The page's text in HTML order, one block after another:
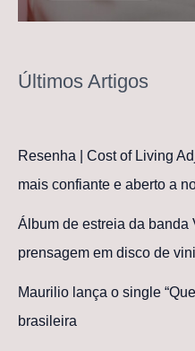
Últimos Artigos
Resenha | Cost of Living
mais confiante e aberto a
Álbum de estreia da banda
prensagem em disco de vinil
Maurilio lança o single
brasileira